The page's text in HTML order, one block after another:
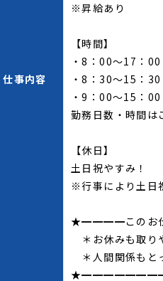
仕事内容
※昇給あり
【時間】
・8：00～17：00
・8：30～15：30
・9：00～15：
勤務日数・時間は
【休日】
土日祝やすみ！
※行事により土日
★━━━━このお
＊お休みも取り
＊人間関係もと